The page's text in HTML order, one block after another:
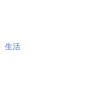
生活